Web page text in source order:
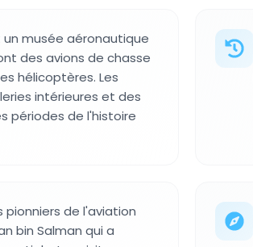
un musée aéronautique
des avions de chasse
hélicoptères. Les
intérieures et des
périodes de l'histoire
pionniers de l'aviation
bin Salman qui a